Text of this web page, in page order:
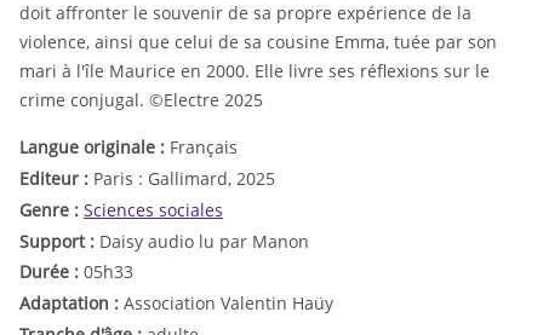
doit affronter le souvenir de sa propre expérience de la
violence, ainsi que celui de sa cousine Emma, tuée par son
mari à l'île Maurice en 2000. Elle livre ses réflexions sur le
crime conjugal. ©Electre 2025
Langue originale : Français
Editeur : Paris : Gallimard, 2025
Genre : Sciences sociales
Support : Daisy audio lu par Manon
Durée : 05h33
Adaptation : Association Valentin Haüy